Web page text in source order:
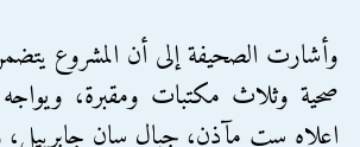
وأشارت الصحيفة إلى أن المشروع
صحية وثلاث مكتبات ومقبرة، ويواجه
اعلاه ست مآذن، جبال سان جابرييل،